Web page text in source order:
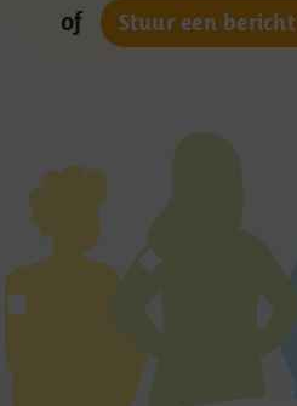
of Stuur een bericht